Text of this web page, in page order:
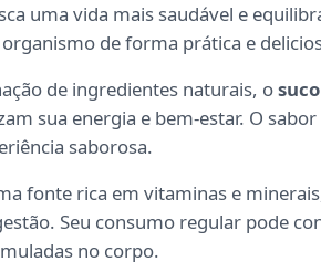
uma vida mais saudável e
de forma prática e
de ingredientes naturais, o
sua energia e bem-estar. O sabor
saborosa.
fonte rica em vitaminas e
Seu consumo regular pode
no corpo.